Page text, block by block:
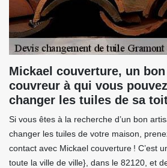
Mickael couverture, un
couvreur à qui vous
changer les tuiles de sa
Si vous êtes à la recherche d’un bon
changer les tuiles de votre maison,
contact avec Mickael couverture ! C’est
toute la ville de ville}, dans le 82120, et